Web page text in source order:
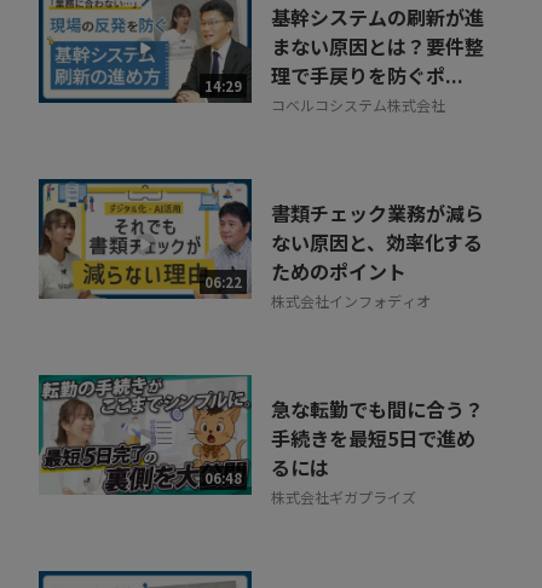
14:29
基幹システムの刷新が進
まない原因とは？要件整
理で手戻りを防ぐポ...
コベルコシステム株式会社
06:22
書類チェック業務が減ら
ない原因と、効率化する
ためのポイント
株式会社インフォディオ
06:48
急な転勤でも間に合う？
手続きを最短5日で進め
るには
株式会社ギガプライズ